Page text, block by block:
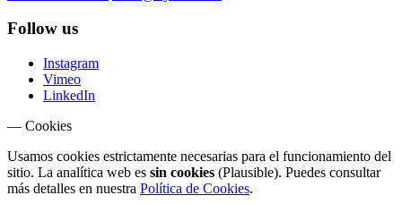
Follow us
Instagram
Vimeo
LinkedIn
— Cookies
Usamos cookies estrictamente necesarias para el funcionamiento del
sitio. La analítica web es sin cookies (Plausible). Puedes consultar
más detalles en nuestra Política de Cookies.